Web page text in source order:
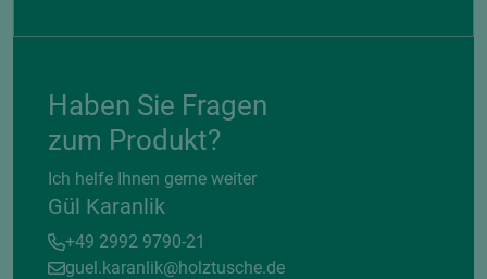
Haben Sie Fragen
zum Produkt?
Ich helfe Ihnen gerne weiter
Gül Karanlik
+49 2992 9790-21
guel.karanlik@holztusche.de